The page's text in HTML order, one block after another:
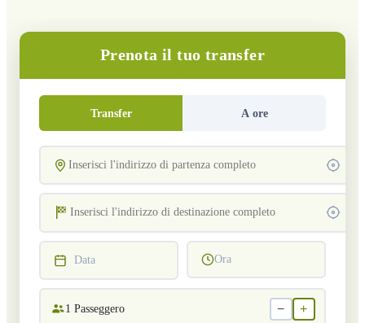
Prenota il tuo transfer
Transfer A ore
Data Ora
1 Passeggero − +